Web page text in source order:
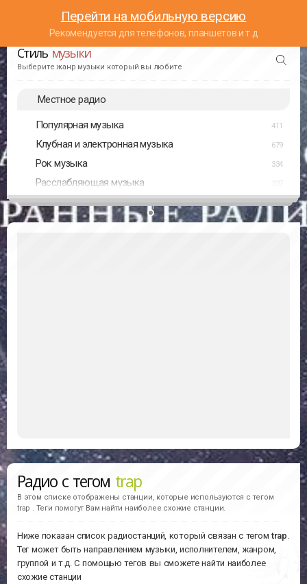
Перейти на мобильную версию
Рекомендуется для телефонов, планшетов и т.д
Стиль музыки
Выберите жанр музыки который вы любите
Местное радио
Популярная музыка 411
Клубная и электронная музыка 679
Рок музыка 334
Расслабляющая музыка
Радио с тегом trap
В этом списке отображены станции, которые используются с тегом
trap . Теги помогут Вам найти наиболее схожие станции.
Ниже показан список радиостанций, который связан с тегомtrap.
Тег может быть направлением музыки, исполнителем, жанром,
группой и т.д. С помощью тегов вы сможете найти наиболее
схожие станции